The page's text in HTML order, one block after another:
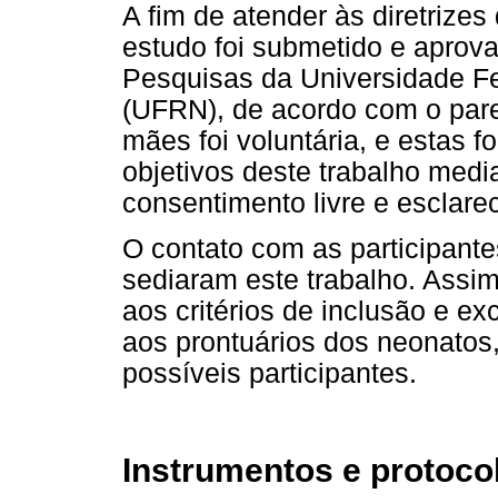
A fim de atender às
estudo foi submetido e
Pesquisas da Universidade
(UFRN), de acordo com o
mães foi voluntária, e estas
objetivos deste trabalho
consentimento livre e
O contato com as
sediaram este trabalho.
aos critérios de inclusão e
aos prontuários dos
possíveis participantes.
Instrumentos e